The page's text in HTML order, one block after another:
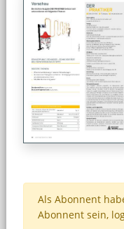
Als Abonnent
Abonnent sein,